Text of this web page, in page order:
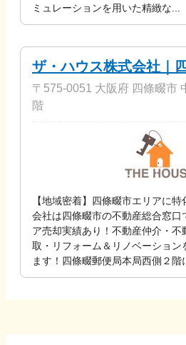
ミュレーションを用いた精緻な...
ザ・ハウス株式会社｜
〒575-0051 大阪府 四條畷市
階
【地域密着】四條畷市エリアに
会社は四條畷市の不動産総合窓口
ア売却実績あり！不動産仲介・不
取・リフォーム＆リノベーション
ます！四條畷郵便局本局西側２階